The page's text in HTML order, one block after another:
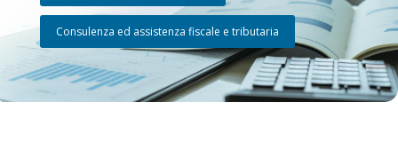
Consulenza ed assistenza fiscale e tributaria